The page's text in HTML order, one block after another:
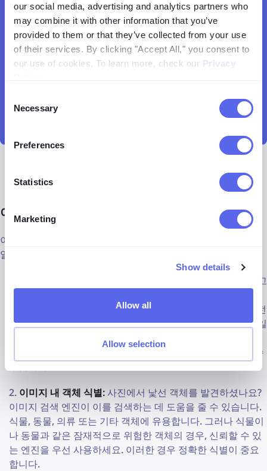
our social media, advertising and analytics partners who
may combine it with other information that you’ve
provided to them or that they’ve collected from your use
of their services. By clicking "Accept All," you consent to
our use of cookies. To learn more, check our Privacy
Selection
Necessary
Preferences
Statistics
Marketing
Show details
Allow all
Allow selection
이미지 검색을 통해 무엇을 찾을 수 있나요?
이미지 검색 기술은 다양한 이점을 제공합니다. 다음은 몇 가지
일반적인 사용 사례입니다:
온라인에서 이미지를 찾았고 출처를 알고
타나는지 확인하세요. 이를 통해 원본 제작자나 고해상도 버전
을 찾을 수 있습니다. 책, 영화(포스터를 기반으로, 다른 언어일
수도 있음) 또는 특정 의류나 도구를 검색할 때도 유용합니다.
역검색을 통해 이러한 제품을 판매하는 웹사이트를 식별할 수
이미지 내 객체 식별: 사진에서 낯선 객체를 발견하셨나요?
이미지 검색 엔진이 이를 검색하는 데 도움을 줄 수 있습니다.
식물, 동물, 의류 또는 기타 객체에 유용합니다. 그러나 식물이
나 동물과 같은 잠재적으로 위험한 객체의 경우, 신뢰할 수 있
는 엔진을 우선 사용하세요. 이러한 경우 정확한 식별이 중요
합니다.